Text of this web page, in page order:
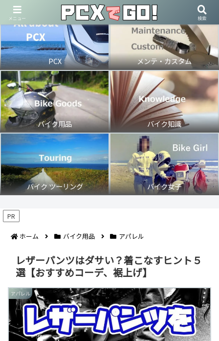
PCX メンテ・カスタム
バイク用品 バイク知識
バイク ツーリング バイク女子
PR
ホーム バイク用品 アパレル
レザーパンツはダサい？着こなすヒント５
選【おすすめコーデ、裾上げ】
アパレル
メニュー 検索